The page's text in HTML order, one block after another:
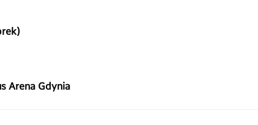
Arena Gdynia